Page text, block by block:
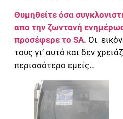
Θυμηθείτε όσα
απο την ζωντανή
προσέφερε το SA. Οι
τους γι’ αυτό και δεν
περισσότερο εμείς…